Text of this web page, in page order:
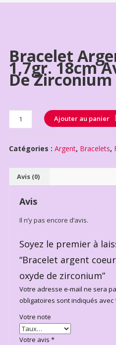
Bracelet
1,7gr. 18cm
De Zirconium
Quantité Ajouter au panier
Catégories : Argent, Bracelets,
Avis (0)
Avis
Il n’y pas encore d’avis.
Soyez le premier à
“Bracelet argent
oxyde de zirconium”
Votre adresse e-mail ne sera
obligatoires sont indiqués avec
Votre note
Votre avis *